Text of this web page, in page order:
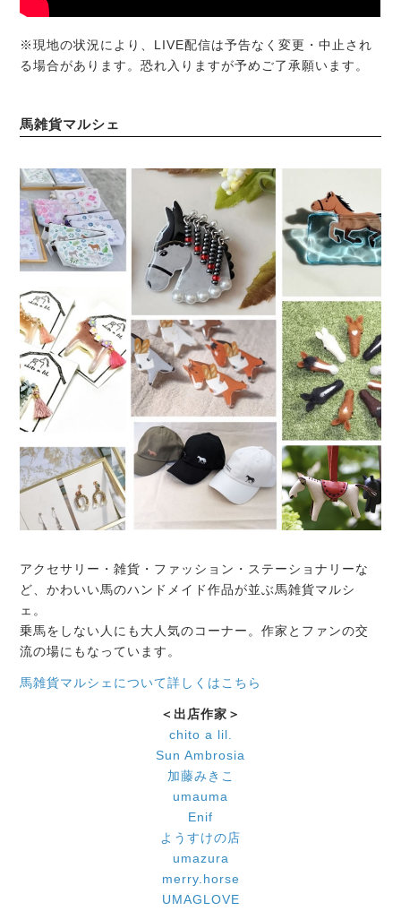
※現地の状況により、LIVE配信は予告なく変更・中止され
る場合があります。恐れ入りますが予めご了承願います。
馬雑貨マルシェ
アクセサリー・雑貨・ファッション・ステーショナリーな
ど、かわいい馬のハンドメイド作品が並ぶ馬雑貨マルシ
ェ。
乗馬をしない人にも大人気のコーナー。作家とファンの交
流の場にもなっています。
馬雑貨マルシェについて詳しくはこちら
＜出店作家＞
chito a lil.
Sun Ambrosia
加藤みきこ
umauma
Enif
ようすけの店
umazura
merry.horse
UMAGLOVE